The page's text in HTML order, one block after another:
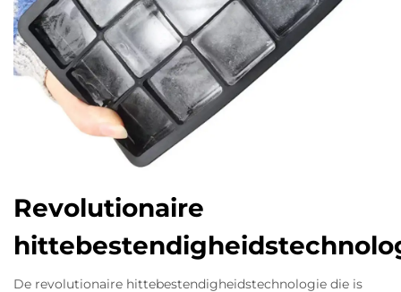
Revolutionaire
De revolutionaire hittebestendigheidstechnologie die is